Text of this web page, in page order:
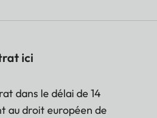
ici
dans le délai de 14
au droit européen de